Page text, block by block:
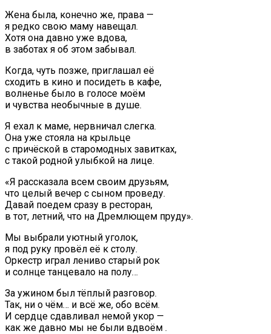
Жена была, конечно же, права —
я редко свою маму навещал.
Хотя она давно уже вдова,
в заботах я об этом забывал.
Когда, чуть позже, приглашал её
сходить в кино и посидеть в кафе,
волненье было в голосе моём
и чувства необычные в душе.
Я ехал к маме, нервничал слегка.
Она уже стояла на крыльце
с причёской в старомодных завитках,
с такой родной улыбкой на лице.
«Я рассказала всем своим друзьям,
что целый вечер с сыном проведу.
Давай поедем сразу в ресторан,
в тот, летний, что на Дремлющем пруду».
Мы выбрали уютный уголок,
я под руку провёл её к столу.
Оркестр играл лениво старый рок
и солнце танцевало на полу…
За ужином был тёплый разговор.
Так, ни о чём… и всё же, обо всём.
И сердце сдавливал немой укор —
как же давно мы не были вдвоём .